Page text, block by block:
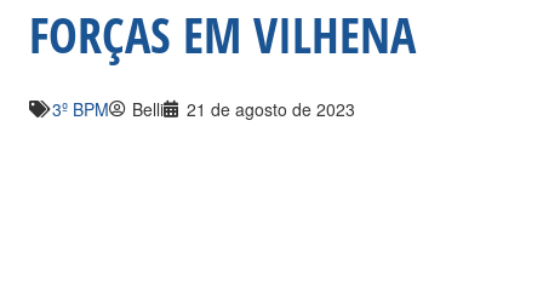
FORÇAS EM VILHENA
3º BPM Belli 21 de agosto de 2023